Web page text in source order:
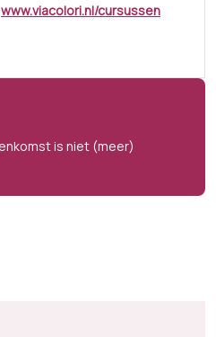
www.viacolori.nl/cursussen
is niet (meer)